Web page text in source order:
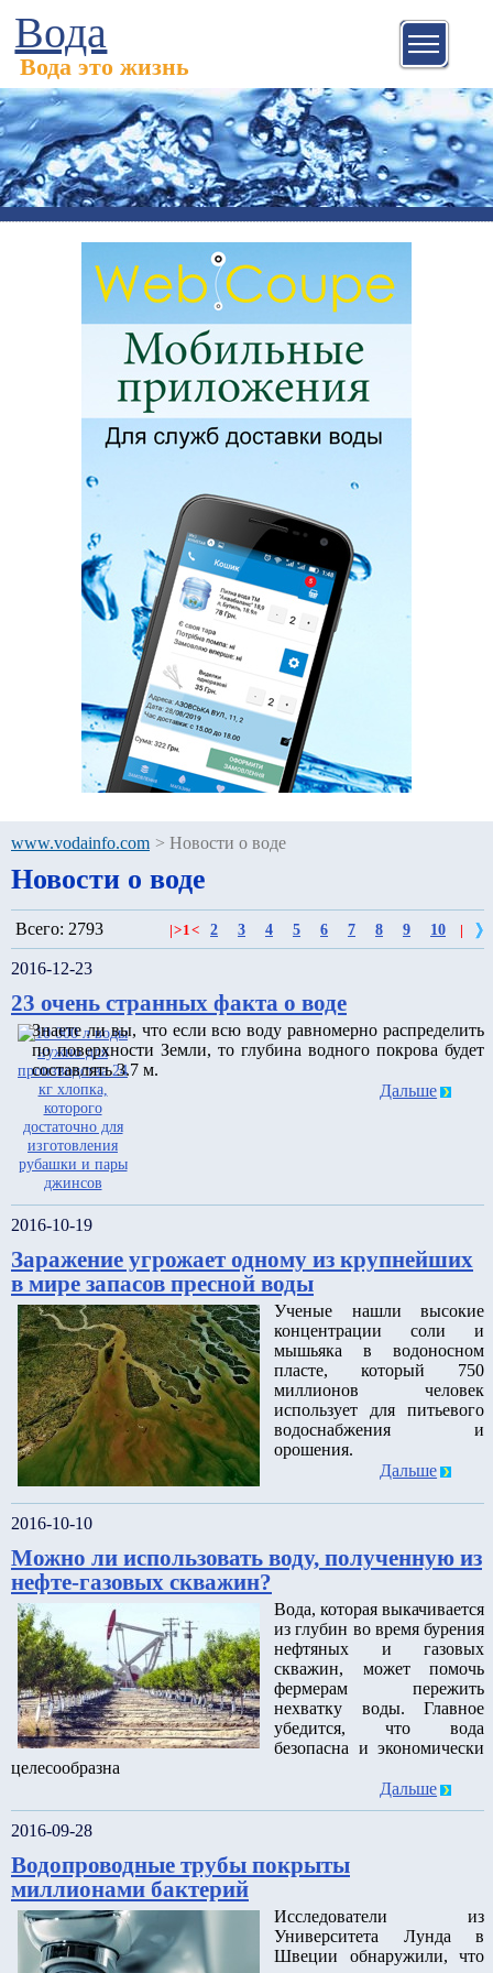
Вода
Вода это жизнь
www.vodainfo.com > Новости о воде
Новости о воде
Всего: 2793 >1< 2 3 4 5 6 7 8 9 10
2016-12-23
23 очень странных факта о воде
Знаете ли вы, что если всю воду равномерно распределить
по поверхности Земли, то глубина водного покрова будет
составлять 3.7 м.
Дальше
2016-10-19
Заражение угрожает одному из крупнейших
в мире запасов пресной воды
Ученые нашли высокие
концентрации соли и
мышьяка в водоносном
пласте, который 750
миллионов человек
использует для питьевого
водоснабжения и
орошения.
Дальше
2016-10-10
Можно ли использовать воду, полученную из
нефте-газовых скважин?
Вода, которая выкачивается
из глубин во время бурения
нефтяных и газовых
скважин, может помочь
фермерам пережить
нехватку воды. Главное
убедится, что вода
безопасна и экономически
целесообразна
Дальше
2016-09-28
Водопроводные трубы покрыты
миллионами бактерий
Исследователи из
Университета Лунда в
Швеции обнаружили, что